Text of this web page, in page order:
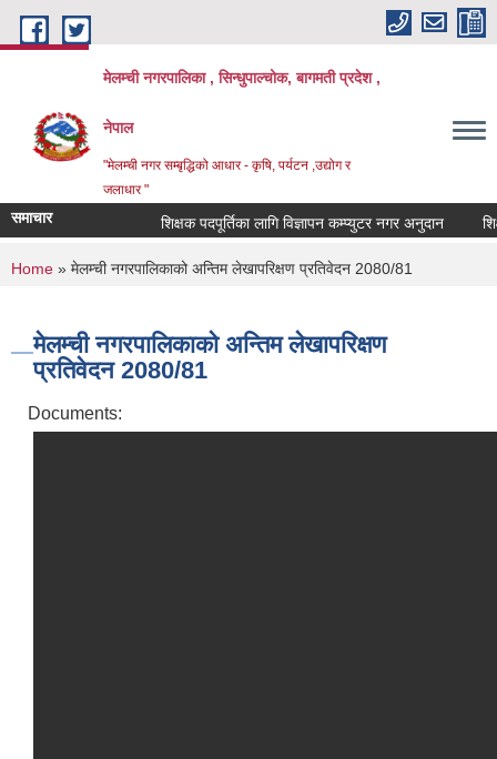
Skip to main content
मेलम्ची नगरपालिका , सिन्धुपाल्चोक, बागमती प्रदेश ,
नेपाल
"मेलम्ची नगर सम्बृद्धिको आधार - कृषि, पर्यटन ,उद्योग र
जलाधार "
समाचार शिक्षक पदपूर्तिका लागि विज्ञापन कम्प्युटर नगर अनुदान
You are here
Home » मेलम्ची नगरपालिकाको अन्तिम लेखापरिक्षण प्रतिवेदन 2080/81
मेलम्ची नगरपालिकाको अन्तिम लेखापरिक्षण
प्रतिवेदन 2080/81
Documents: